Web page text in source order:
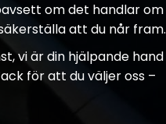
om det handlar om
att du når fram.
vi är din hjälpande hand
för att du väljer oss –